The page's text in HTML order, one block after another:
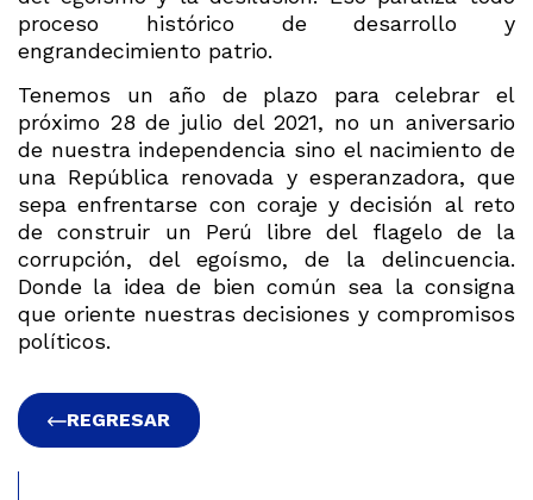
proceso histórico de desarrollo y
engrandecimiento patrio.
Tenemos un año de plazo para celebrar el
próximo 28 de julio del 2021, no un aniversario
de nuestra independencia sino el nacimiento de
una República renovada y esperanzadora, que
sepa enfrentarse con coraje y decisión al reto
de construir un Perú libre del flagelo de la
corrupción, del egoísmo, de la delincuencia.
Donde la idea de bien común sea la consigna
que oriente nuestras decisiones y compromisos
políticos.
REGRESAR